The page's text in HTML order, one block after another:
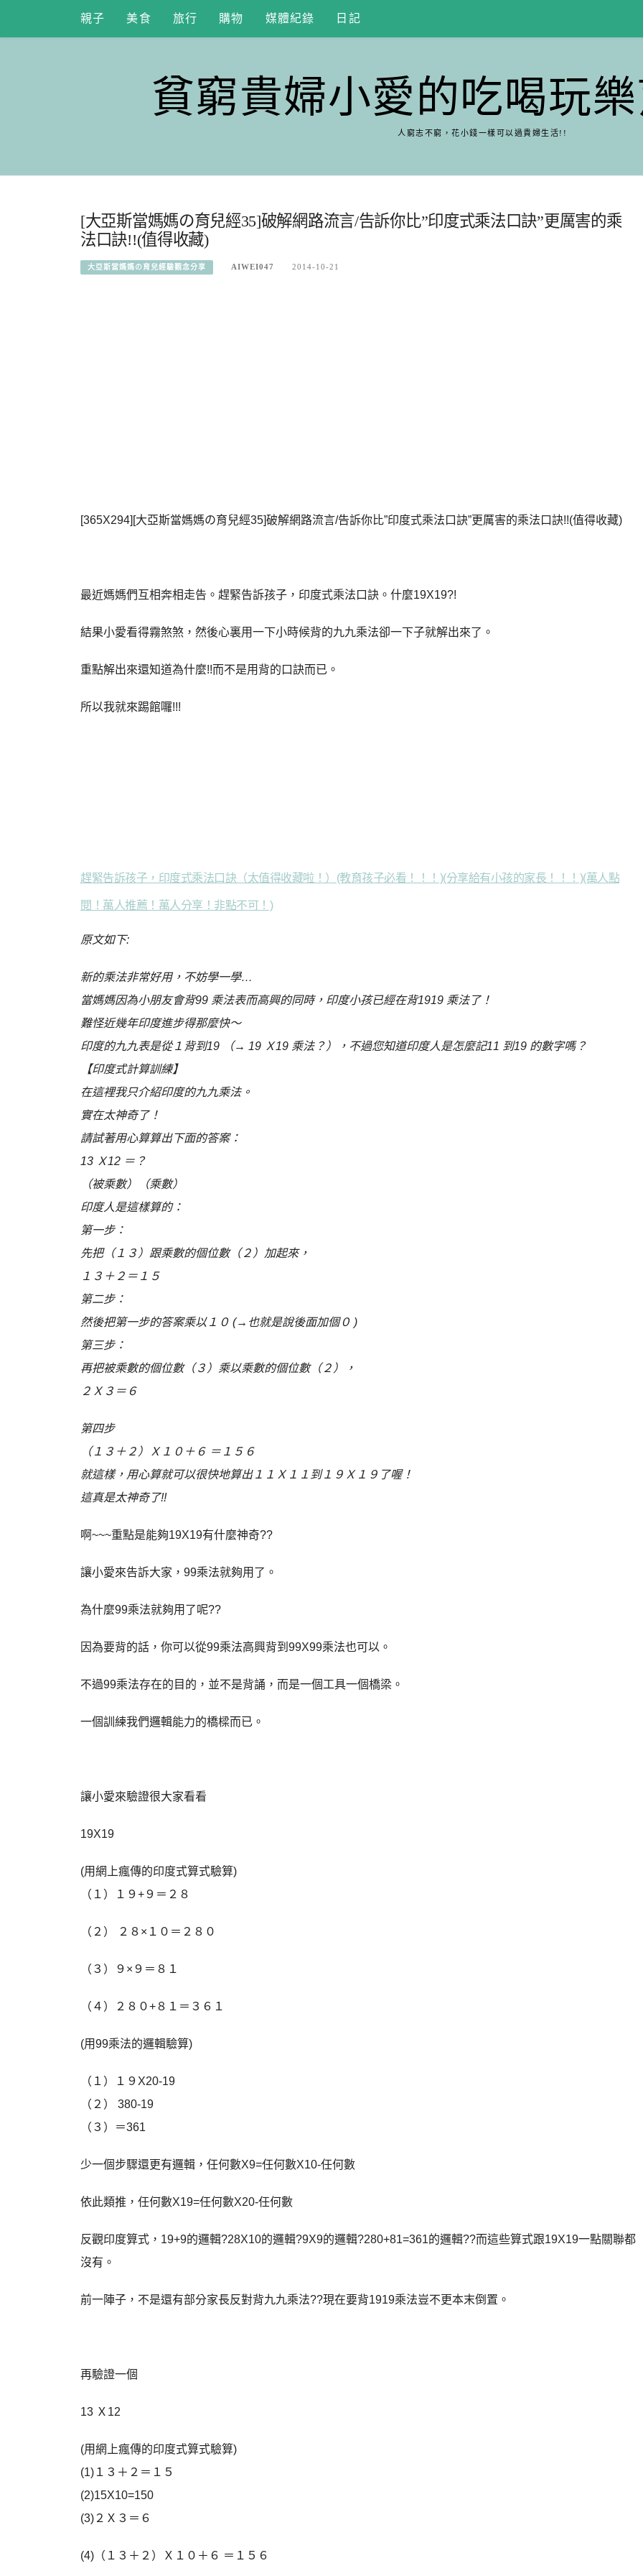
content
親子 美食 旅行 購物 媒體紀錄 日記
貧窮貴婦小愛的吃喝玩
人窮志不窮，花小錢一樣可以過貴婦生活!!
[大亞斯當媽媽の育兒經35]破解網路流言/告訴你比”印度式乘法口訣”更厲害的乘
法口訣!!(值得收藏)
大亞斯當媽媽の育兒經驗觀念分享 AIWEI047 2014-10-21
[365X294][大亞斯當媽媽の育兒經35]破解網路流言/告訴你比”印度式乘法口訣”更厲害的乘法口訣!!(值得收藏)
最近媽媽們互相奔相走告。 趕緊告訴孩子，印度式乘法口訣。什麼19X19?!
結果小愛看得霧煞煞，然後心裏用一下小時候背的九九乘法卻一下子就解出來了。
重點解出來還知道為什麼!!而不是用背的口訣而已。
所以我就來踢館囉!!!
趕緊告訴孩子，印度式乘法口訣（太值得收藏啦！）(教育孩子必看！！！)(分享給有小孩的家長！！！)(萬人點
閱！萬人推薦！萬人分享！非點不可！)
原文如下:
新的乘法非常好用，不妨學一學…
當媽媽因為小朋友會背99 乘法表而高興的同時，印度小孩已經在背1919 乘法了！
難怪近幾年印度進步得那麼快～
印度的九九表是從１背到19 （→ 19 Ｘ19 乘法？），不過您知道印度人是怎麼記11 到19 的數字嗎？
【印度式計算訓練】
在這裡我只介紹印度的九九乘法。
實在太神奇了！
請試著用心算算出下面的答案：
13 Ｘ12 ＝？
（被乘數）（乘數）
印度人是這樣算的：
第一步：
先把（１３）跟乘數的個位數（２）加起來，
１３＋２＝１５
第二步：
然後把第一步的答案乘以１０ (→也就是說後面加個０ )
第三步：
再把被乘數的個位數（３）乘以乘數的個位數（２），
２Ｘ３＝６
第四步
（１３＋２）Ｘ１０＋６ ＝１５６
就這樣，用心算就可以很快地算出１１Ｘ１１到１９Ｘ１９了喔！
這真是太神奇了!!
啊~~~重點是能夠19X19有什麼神奇??
讓小愛來告訴大家，99乘法就夠用了。
為什麼99乘法就夠用了呢??
因為要背的話，你可以從99乘法高興背到99X99乘法也可以。
不過99乘法存在的目的，並不是背誦，而是一個工具一個橋梁。
一個訓練我們邏輯能力的橋樑而已。
讓小愛來驗證很大家看看
19X19
(用網上瘋傳的印度式算式驗算)
（１）１９+９＝２８
（２） ２８×１０＝２８０
（３）９×９＝８１
（４）２８０+８１＝３６１
(用99乘法的邏輯驗算)
（１）１９X20-19
（２） 380-19
（３）＝361
少一個步驟還更有邏輯，任何數X9=任何數X10-任何數
依此類推，任何數X19=任何數X20-任何數
反觀印度算式，19+9的邏輯?28X10的邏輯?9X9的邏輯?280+81=361的邏輯??而這些算式跟19X19一點關聯都
沒有。
前一陣子，不是還有部分家長反對背九九乘法??現在要背1919乘法豈不更本末倒置。
再驗證一個
13 Ｘ12
(用網上瘋傳的印度式算式驗算)
(1)１３＋２＝１５
(2)15X10=150
(3)２Ｘ３＝６
(4)（１３＋２）Ｘ１０＋６ ＝１５６